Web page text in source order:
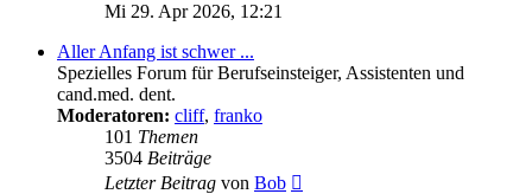
Mi 29. Apr 2026, 12:21
Aller Anfang ist schwer ...
Spezielles Forum für Berufseinsteiger, Assistenten und
cand.med. dent.
Moderatoren: cliff, franko
101 Themen
3504 Beiträge
Letzter Beitrag von Bob